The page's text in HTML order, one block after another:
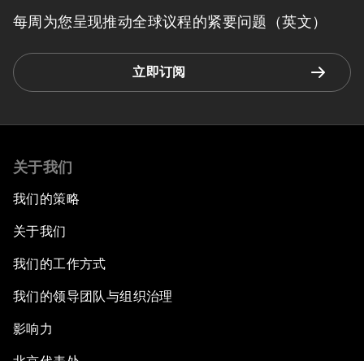
每周为您呈现推动全球议程的紧要问题（英文）
立即订阅
关于我们
我们的策略
关于我们
我们的工作方式
我们的领导团队与组织治理
影响力